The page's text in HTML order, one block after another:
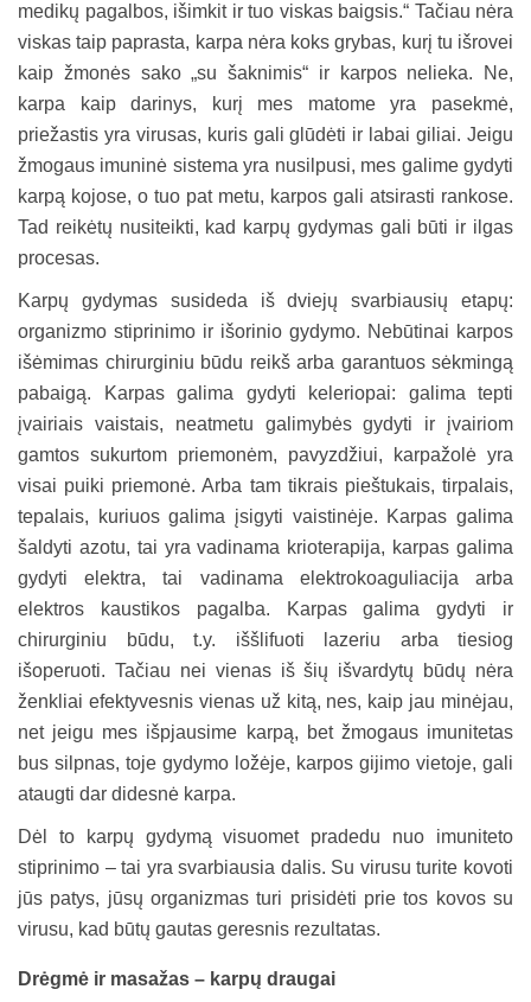
medikų pagalbos, išimkit ir tuo viskas baigsis.“ Tačiau nėra
viskas taip paprasta, karpa nėra koks grybas, kurį tu išrovei
kaip žmonės sako „su šaknimis“ ir karpos nelieka. Ne,
karpa kaip darinys, kurį mes matome yra pasekmė,
priežastis yra virusas, kuris gali glūdėti ir labai giliai. Jeigu
žmogaus imuninė sistema yra nusilpusi, mes galime gydyti
karpą kojose, o tuo pat metu, karpos gali atsirasti rankose.
Tad reikėtų nusiteikti, kad karpų gydymas gali būti ir ilgas
procesas.
Karpų gydymas susideda iš dviejų svarbiausių etapų:
organizmo stiprinimo ir išorinio gydymo. Nebūtinai karpos
išėmimas chirurginiu būdu reikš arba garantuos sėkmingą
pabaigą. Karpas galima gydyti keleriopai: galima tepti
įvairiais vaistais, neatmetu galimybės gydyti ir įvairiom
gamtos sukurtom priemonėm, pavyzdžiui, karpažolė yra
visai puiki priemonė. Arba tam tikrais pieštukais, tirpalais,
tepalais, kuriuos galima įsigyti vaistinėje. Karpas galima
šaldyti azotu, tai yra vadinama krioterapija, karpas galima
gydyti elektra, tai vadinama elektrokoaguliacija arba
elektros kaustikos pagalba. Karpas galima gydyti ir
chirurginiu būdu, t.y. iššlifuoti lazeriu arba tiesiog
išoperuoti. Tačiau nei vienas iš šių išvardytų būdų nėra
ženkliai efektyvesnis vienas už kitą, nes, kaip jau minėjau,
net jeigu mes išpjausime karpą, bet žmogaus imunitetas
bus silpnas, toje gydymo ložėje, karpos gijimo vietoje, gali
ataugti dar didesnė karpa.
Dėl to karpų gydymą visuomet pradedu nuo imuniteto
stiprinimo – tai yra svarbiausia dalis. Su virusu turite kovoti
jūs patys, jūsų organizmas turi prisidėti prie tos kovos su
virusu, kad būtų gautas geresnis rezultatas.
Drėgmė ir masažas – karpų draugai